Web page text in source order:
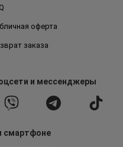
оферта
заказа
и мессенджеры
смартфоне